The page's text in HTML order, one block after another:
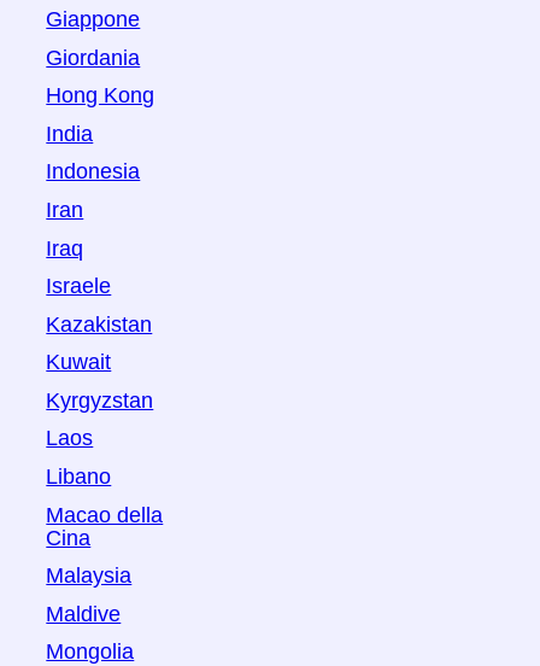
Giappone
Giordania
Hong Kong
India
Indonesia
Iran
Iraq
Israele
Kazakistan
Kuwait
Kyrgyzstan
Laos
Libano
Macao della
Cina
Malaysia
Maldive
Mongolia